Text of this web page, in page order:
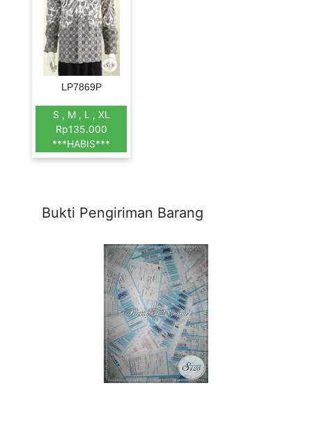
LP7869P
S , M , L , XL
Rp135.000
***HABIS***
Bukti Pengiriman Barang